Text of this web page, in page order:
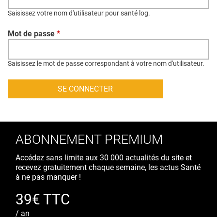
CONTACT
CRÉDITS
Saisissez votre nom d'utilisateur pour santé log.
Mot de passe *
Saisissez le mot de passe correspondant à votre nom d'utilisateur.
ABONNEMENT PREMIUM
Accédez sans limite aux 30 000 actualités du site et
recevez gratuitement chaque semaine, les actus Santé
à ne pas manquer !
39€ TTC
/ an